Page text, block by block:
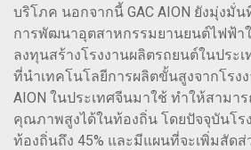
บริโภค นอกจากนี้ GAC AION ยังมุ่งมั่
การพัฒนาอุตสาหกรรมยานยนต์ไฟฟ้า
ลงทุนสร้างโรงงานผลิตรถยนต์ในประเ
ที่นำเทคโนโลยีการผลิตขั้นสูงจากโรง
AION ในประเทศจีนมาใช้ ทำให้สามา
คุณภาพสูงได้ในท้องถิ่น โดยปัจจุบันโ
ท้องถิ่นถึง 45% และมีแผนที่จะเพิ่มสัด